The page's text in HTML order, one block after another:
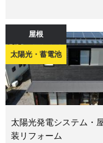
屋根
太陽光・蓄電池
太陽光発電システム・
装リフォーム